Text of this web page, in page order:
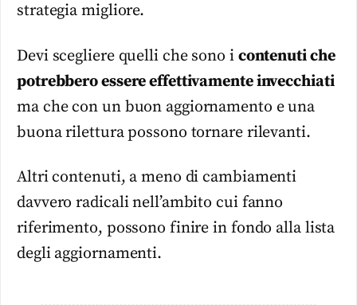
strategia migliore.
Devi scegliere quelli che sono i contenuti che
potrebbero essere effettivamente invecchiati
ma che con un buon aggiornamento e una
buona rilettura possono tornare rilevanti.
Altri contenuti, a meno di cambiamenti
davvero radicali nell’ambito cui fanno
riferimento, possono finire in fondo alla lista
degli aggiornamenti.